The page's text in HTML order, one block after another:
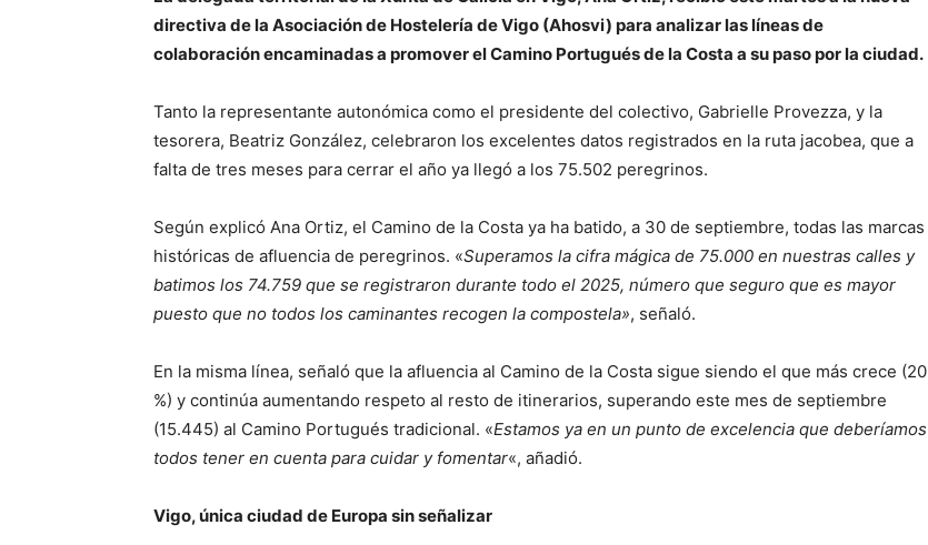
directiva de la Asociación de Hostelería de Vigo (Ahosvi) para analizar las líneas de
colaboración encaminadas a promover el Camino Portugués de la Costa a su paso por la ciudad.
Tanto la representante autonómica como el presidente del colectivo, Gabrielle Provezza, y la
tesorera, Beatriz González, celebraron los excelentes datos registrados en la ruta jacobea, que a
falta de tres meses para cerrar el año ya llegó a los 75.502 peregrinos.
Según explicó Ana Ortiz, el Camino de la Costa ya ha batido, a 30 de septiembre, todas las marcas
históricas de afluencia de peregrinos. «Superamos la cifra mágica de 75.000 en nuestras calles y
batimos los 74.759 que se registraron durante todo el 2025, número que seguro que es mayor
puesto que no todos los caminantes recogen la compostela», señaló.
En la misma línea, señaló que la afluencia al Camino de la Costa sigue siendo el que más crece (20
%) y continúa aumentando respeto al resto de itinerarios, superando este mes de septiembre
(15.445) al Camino Portugués tradicional. «Estamos ya en un punto de excelencia que deberíamos
todos tener en cuenta para cuidar y fomentar«, añadió.
Vigo, única ciudad de Europa sin señalizar